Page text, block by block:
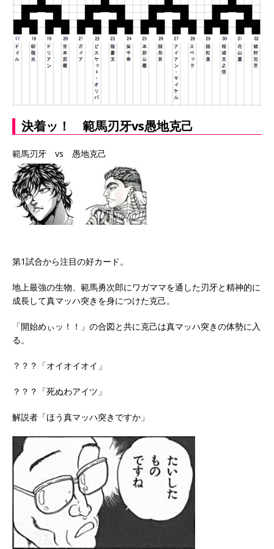
決着ッ！ 範馬刃牙vs愚地克己
範馬刃牙 vs 愚地克己
第1試合から注目の好カード。
地上最強の生物、範馬勇次郎にワガママを通した刃牙と精神的に
成長して真マッハ突きを身につけた克己。
「開始めぃッ！！」の合図と共に克己は真マッハ突きの体勢に入
る。
？？？「オイオイオイ」
？？？「死ぬわアイツ」
解説者「ほう真マッハ突きですか」